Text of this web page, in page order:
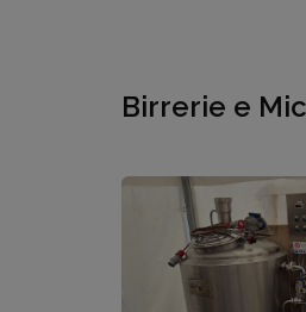
Birrerie e